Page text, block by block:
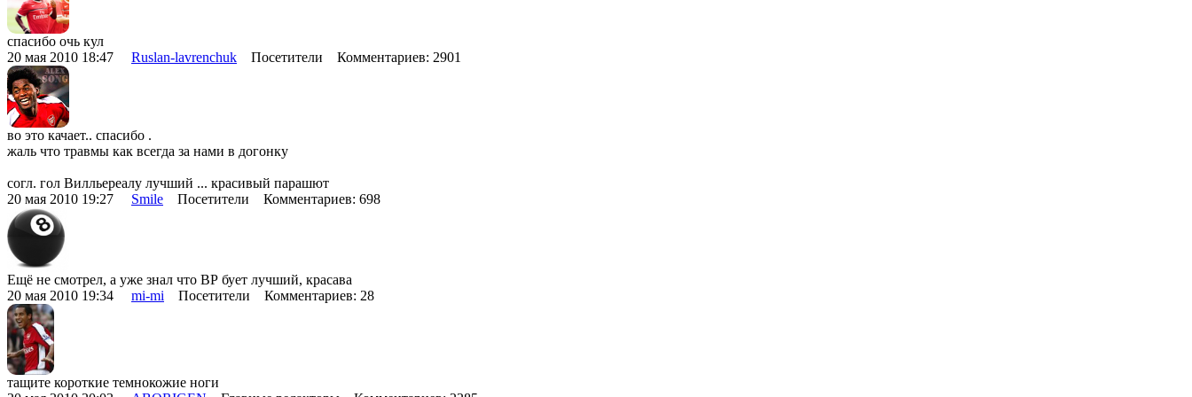
спасибо очь кул
20 мая 2010 18:47 Ruslan-lavrenchuk Посетители Комментариев: 2901
во это качает.. спасибо .
жаль что травмы как всегда за нами в догонку
согл. гол Вилльереалу лучший ... красивый парашют
20 мая 2010 19:27 Smile Посетители Комментариев: 698
Ещё не смотрел, а уже знал что ВР бует лучший, красава
20 мая 2010 19:34 mi-mi Посетители Комментариев: 28
тащите короткие темнокожие ноги